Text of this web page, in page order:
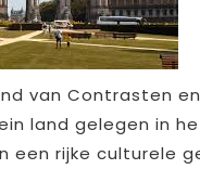
van Contrasten
land gelegen in
een rijke culturele